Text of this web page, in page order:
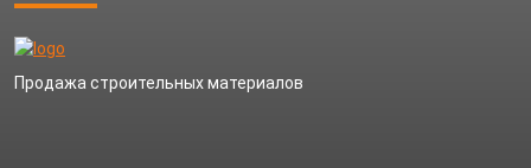
Продажа строительных материалов